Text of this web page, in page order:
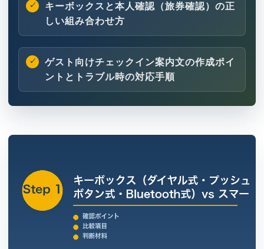
キーボックスと本人確認（旅券確認）の正
しい組み合わせ方
ゲスト向けチェックイン案内文の作成ポイ
ントとトラブル時の対応手順